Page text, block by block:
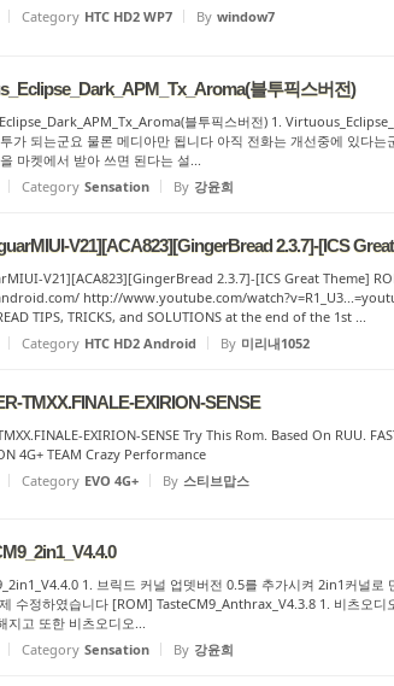
Category HTC HD2 WP7 By window7
블투픽스버전)
블투픽스버전) 1.
가 되는군요 물론 메디아만 됩니다 아직 전화는 개선중에 있다
마켓에서 받아 쓰면 된다는 설...
Category Sensation By 강윤희
V21][ACA823][GingerBread 2.3.7]-[ICS
V21][ACA823][GingerBread 2.3.7]-[ICS Great Theme]
http://www.youtube.com/
TIPS, TRICKS, and SOLUTIONS at the end of the 1st ...
Category HTC HD2 Android By 미리내1052
TMXX.FINALE-EXIRION-SENSE
EXIRION-SENSE Try This Rom. Based On RUU.
4G+ TEAM Crazy Performance
Category EVO 4G+ By 스티브맙스
1. 브릭드 커널 업뎃버전 0.5를 추가시켜 2in1커널로
수정하였습니다 [ROM] TasteCM9_Anthrax_V4.3.8 1. 비츠오
고 또한 비츠오디오...
Category Sensation By 강윤희